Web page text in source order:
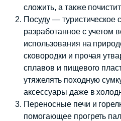
сложить, а также
Посуду — туристическое
разработанное с учетом
использования на
сковородки и прочая
сплавов и пищевого
утяжелять походную
аксессуары даже в
Переносные печи и
помогающее прогреть